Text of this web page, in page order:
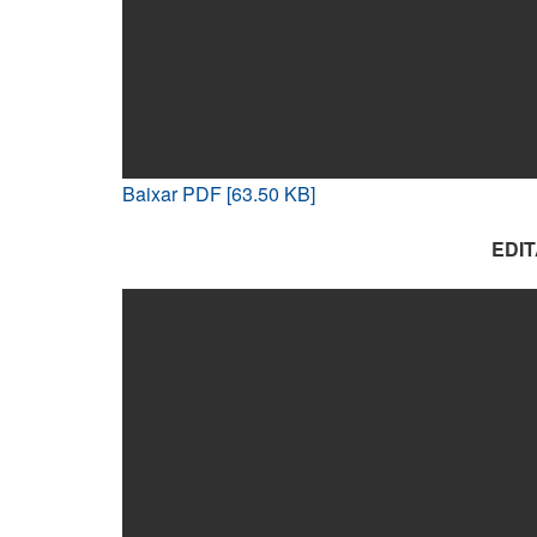
Baixar PDF [63.50 KB]